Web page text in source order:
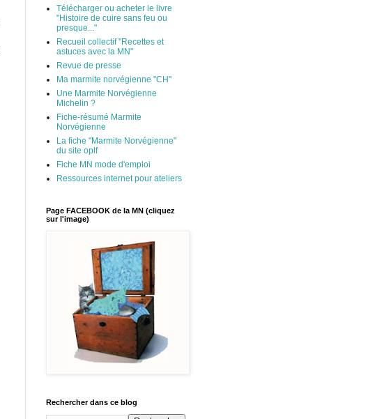
Télécharger ou acheter le livre
"Histoire de cuire sans feu ou
presque..."
Recueil collectif "Recettes et
astuces avec la MN"
Revue de presse
Ma marmite norvégienne "CH"
Une Marmite Norvégienne
Michelin ?
Fiche-résumé Marmite
Norvégienne
La fiche "Marmite Norvégienne"
du site oplf
Fiche MN mode d'emploi
Ressources internet pour ateliers
Page FACEBOOK de la MN (cliquez
sur l'image)
Rechercher dans ce blog